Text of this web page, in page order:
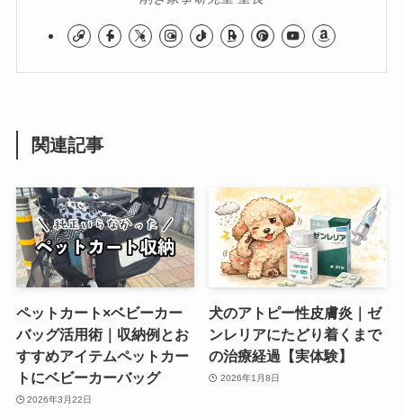
関連記事
ペットカート×ベビーカー
バッグ活用術｜収納例とお
すすめアイテムペットカー
トにベビーカーバッグ
2026年3月22日
犬のアトピー性皮膚炎｜ゼ
ンレリアにたどり着くまで
の治療経過【実体験】
2026年1月8日